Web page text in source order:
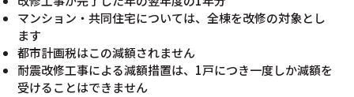
マンション・共同住宅については、全棟を改修の対象とし
ます
都市計画税はこの減額されません
耐震改修工事による減額措置は、1戸につき一度しか減額を
受けることはできません